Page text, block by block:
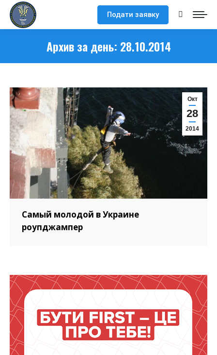
Подати заявку Поиск:
Архив за день: 28.10.2014
Окт
28
2014
Самый молодой в Украине
роупджампер